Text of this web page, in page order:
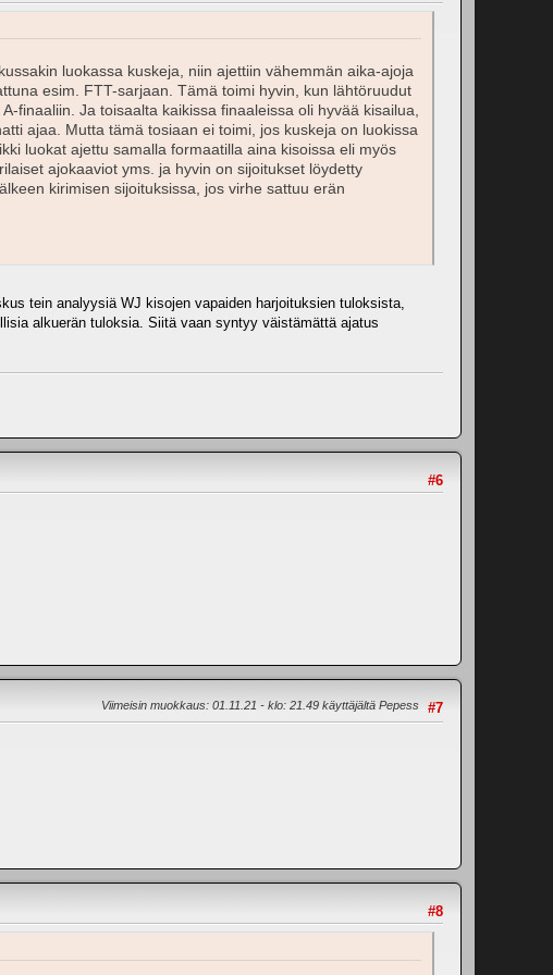
luokassa kuskeja, niin ajettiin vähemmän aika-ajoja
esim. FTT-sarjaan. Tämä toimi hyvin, kun lähtöruudut
finaaliin. Ja toisaalta kaikissa finaaleissa oli hyvää kisailua,
ajaa. Mutta tämä tosiaan ei toimi, jos kuskeja on luokissa
luokat ajettu samalla formaatilla aina kisoissa eli myös
ajokaaviot yms. ja hyvin on sijoitukset löydetty
kirimisen sijoituksissa, jos virhe sattuu erän
tein analyysiä WJ kisojen vapaiden harjoituksien tuloksista,
alkuerän tuloksia. Siitä vaan syntyy väistämättä ajatus
#6
#7
Viimeisin muokkaus: 01.11.21 - klo: 21.49 käyttäjältä Pepess
#8